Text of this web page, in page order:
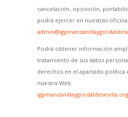
cancelación, oposición,
podrá ejercer en nuestras
Podrá obtener información
tratamiento de sus datos
derechos en el apartado política
nuestra Web